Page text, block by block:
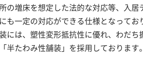
の増床を想定した法的な対応等、入居
も一定の対応ができる仕様となってお
には、塑性変形抵抗性に優れ、わだち
半たわみ性舗装」を採用しております